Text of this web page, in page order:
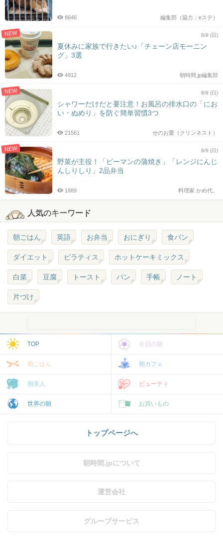
編集部（協力：eステ）
8646
NEW 8/9 (日)
夏休みに家族で行きたい♪「チェーン店モーニン
グ」3選
朝時間.jp編集部
4912
NEW 8/9 (日)
シャワーだけだと要注意！お風呂の排水口の「にお
い・ぬめり」を防ぐ簡単習慣3つ
せのお愛（クリンネスト）
21561
NEW 8/9 (日)
野菜が主役！「ピーマンの蒲焼き」「レンジにんじ
んしりしり」2品弁当
料理家 かめ代。
1889
人気のキーワード
朝ごはん 英語 お弁当 おにぎり 食パン
ダイエット ピラティス ホットケーキミックス
白菜 豆腐 トースト パン 手帳 ノート
片づけ
TOP 今日の朝
朝ごはん 朝カフェ
朝美人 ビューティ
世界の朝 お買いもの
トップページへ
朝時間.jpについて
運営会社
グループサービス